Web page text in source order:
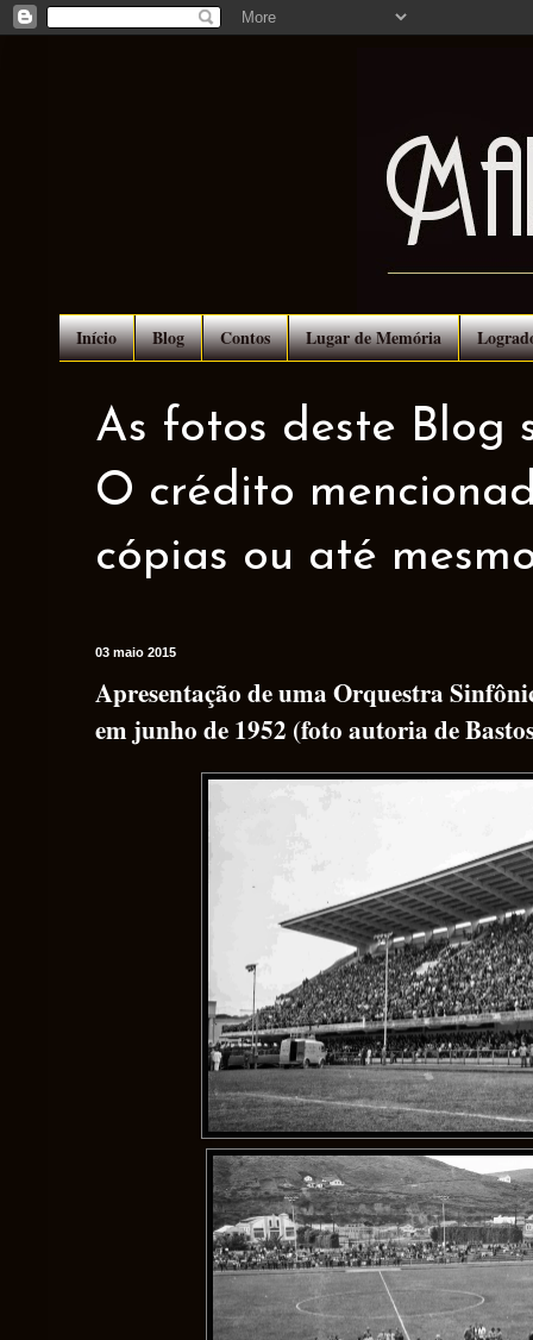
Início Blog Contos Lugar de Memória
As fotos deste Blog
O crédito
cópias ou até
03 maio 2015
Apresentação de uma Orquestra
em junho de 1952 (foto autoria de